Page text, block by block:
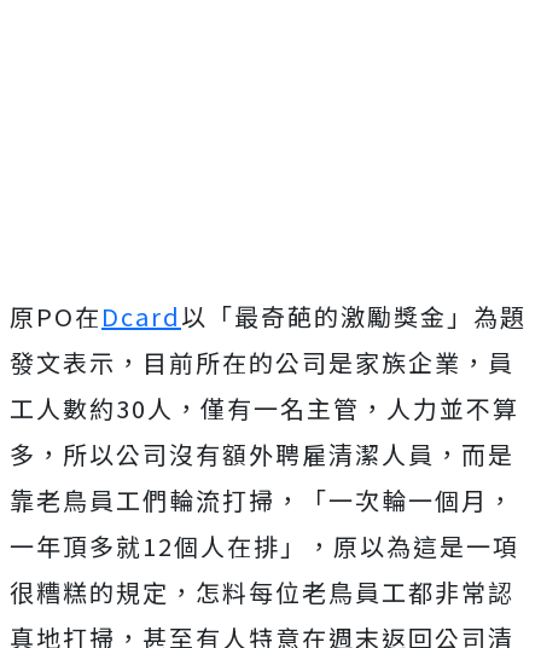
原PO在Dcard以「最奇葩的激勵獎金」為題
發文表示，目前所在的公司是家族企業，員
工人數約30人，僅有一名主管，人力並不算
多，所以公司沒有額外聘雇清潔人員，而是
靠老鳥員工們輪流打掃，「一次輪一個月，
一年頂多就12個人在排」，原以為這是一項
很糟糕的規定，怎料每位老鳥員工都非常認
真地打掃，甚至有人特意在週末返回公司清